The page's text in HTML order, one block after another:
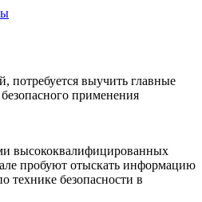
потребуется выучить главные
применения
высококвалифицированных
пробуют отыскать информацию
технике безопасности в